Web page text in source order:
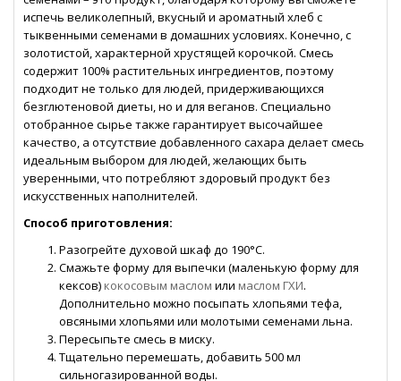
испечь великолепный, вкусный и ароматный хлеб с
тыквенными семенами в домашних условиях. Конечно, с
золотистой, характерной хрустящей корочкой. Смесь
содержит 100% растительных ингредиентов, поэтому
подходит не только для людей, придерживающихся
безглютеновой диеты, но и для веганов. Специально
отобранное сырье также гарантирует высочайшее
качество, а отсутствие добавленного сахара делает смесь
идеальным выбором для людей, желающих быть
уверенными, что потребляют здоровый продукт без
искусственных наполнителей.
Способ приготовления:
Разогрейте духовой шкаф до 190°C.
Смажьте форму для выпечки (маленькую форму для
кексов) кокосовым маслом или маслом ГХИ.
Дополнительно можно посыпать хлопьями тефа,
овсяными хлопьями или молотыми семенами льна.
Пересыпьте смесь в миску.
Тщательно перемешать, добавить 500 мл
сильногазированной воды.